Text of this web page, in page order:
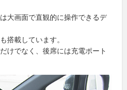
面で直観的に操作できるデ
しています。
なく、後席には充電ポート